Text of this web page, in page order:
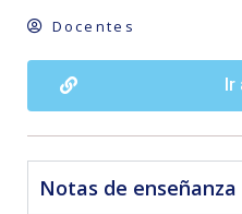
Docentes
Ir
Notas de enseñanza